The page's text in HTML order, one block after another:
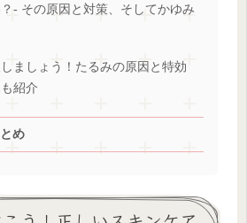
- その原因と対策、そしてかゆみ
ましょう！たるみの原因と特効
紹介
め